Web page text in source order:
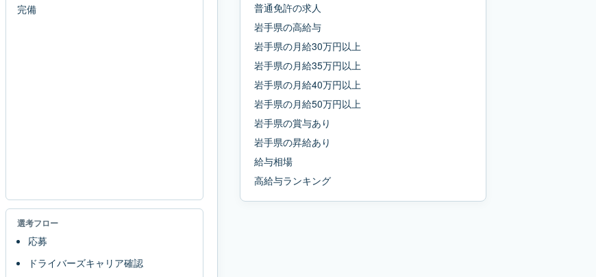
完備
選考フロー
応募
ドライバーズキャリア確認
普通免許の求人
岩手県の高給与
岩手県の月給30万円以上
岩手県の月給35万円以上
岩手県の月給40万円以上
岩手県の月給50万円以上
岩手県の賞与あり
岩手県の昇給あり
給与相場
高給与ランキング